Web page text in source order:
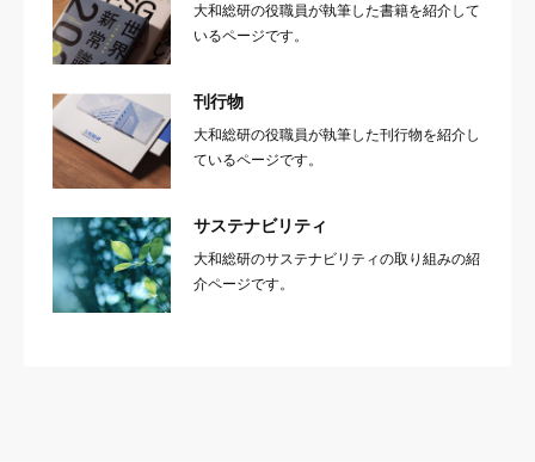
大和総研の役職員が執筆した書籍を紹介して
いるページです。
刊行物
大和総研の役職員が執筆した刊行物を紹介し
ているページです。
サステナビリティ
大和総研のサステナビリティの取り組みの紹
介ページです。